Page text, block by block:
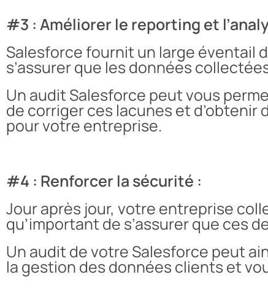
#3 : Améliorer le reporting et
Salesforce fournit un large éventail
s’assurer que les données
Un audit Salesforce peut vous
de corriger ces lacunes et
pour votre entreprise.
#4 : Renforcer la sécurité :
Jour après jour, votre entreprise
qu’important de s’assurer que ces
Un audit de votre Salesforce peut
la gestion des données clients et